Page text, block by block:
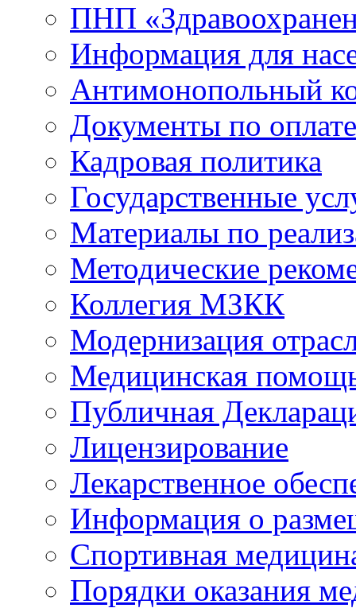
ПНП
Информация для
Антимонопольный
Документы по
Кадровая политика
Государственные
Материалы по
Методические
Коллегия МЗКК
Модернизация
Медицинская
Публичная
Лицензирование
Лекарственное
Информация о
Спортивная
Порядки оказания